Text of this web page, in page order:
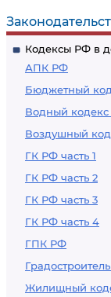
Кодексы РФ в
АПК РФ
Бюджетный
Водный
Воздушный
ГК РФ часть 1
ГК РФ часть 2
ГК РФ часть 3
ГК РФ часть 4
ГПК РФ
Жилищный